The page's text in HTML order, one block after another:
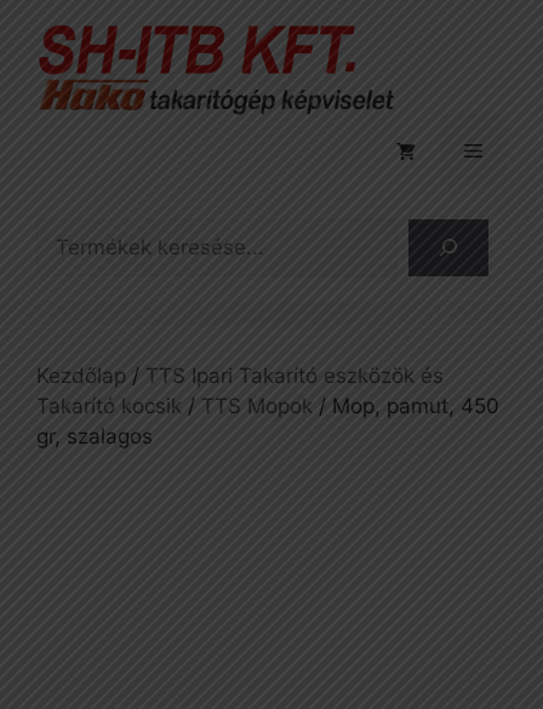
tartalomba
Menü
Kezdőlap / TTS Ipari Takarító eszközök és
Takarító kocsik / TTS Mopok / Mop, pamut, 450
gr, szalagos